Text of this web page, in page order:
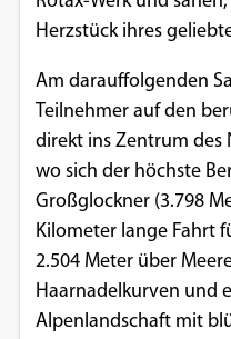
Herzstück ihres
Am darauffolgenden
Teilnehmer auf den
direkt ins Zentrum des
wo sich der höchste
Großglockner (3.798
Kilometer lange Fahrt
2.504 Meter über
Haarnadelkurven und
Alpenlandschaft mit
Social Media
können, werden
Medien Cookies
YouTube
Vimeo
Google Maps